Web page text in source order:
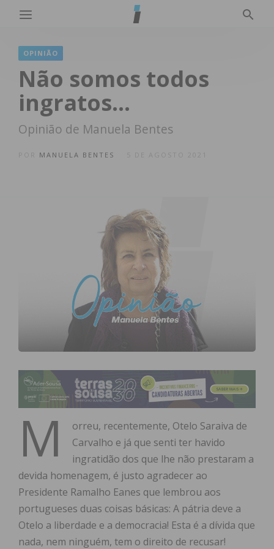
OPINIÃO
Não somos todos
ingratos…
Opinião de Manuela Bentes
MANUELA BENTES 5 DE AGOSTO 2021
M
orreu, recentemente, Otelo Saraiva de
Carvalho e já que senti ter havido
ingratidão dos que lhe não prestaram a
devida homenagem, é justo agradecer ao
Presidente Ramalho Eanes que lembrou aos
portugueses duas coisas básicas: A pátria deve a
Otelo a liberdade e a democracia! Esta é a dívida que
nada, nem ninguém, tem o direito de recusar!